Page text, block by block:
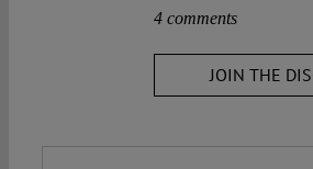
4 comments
JOIN THE